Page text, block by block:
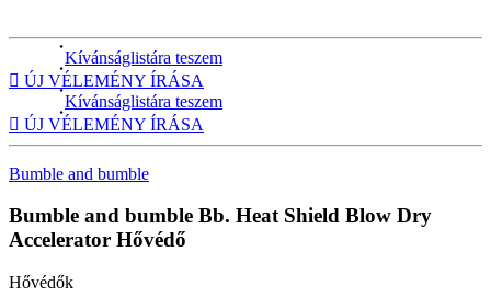
Kívánságlistára teszem
 ÚJ VÉLEMÉNY ÍRÁSA
Kívánságlistára teszem
 ÚJ VÉLEMÉNY ÍRÁSA
Bumble and bumble
Bumble and bumble Bb. Heat Shield Blow Dry
Accelerator Hővédő
Hővédők